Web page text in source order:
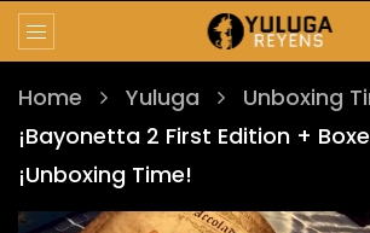
Home Yuluga
Unboxing
¡Bayonetta 2 First Edition +
¡Unboxing Time!